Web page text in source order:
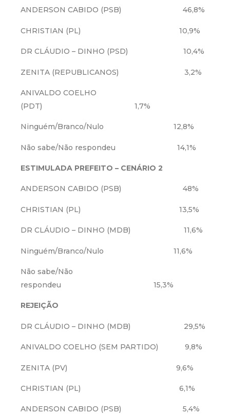
ANDERSON CABIDO (PSB) 46,8%
CHRISTIAN (PL) 10,9%
DR CLÁUDIO – DINHO (PSD) 10,4%
ZENITA (REPUBLICANOS) 3,2%
ANIVALDO COELHO
(PDT) 1,7%
Ninguém/Branco/Nulo 12,8%
Não sabe/Não respondeu 14,1%
ESTIMULADA PREFEITO – CENÁRIO 2
ANDERSON CABIDO (PSB) 48%
CHRISTIAN (PL) 13,5%
DR CLÁUDIO – DINHO (MDB) 11,6%
Ninguém/Branco/Nulo 11,6%
Não sabe/Não
respondeu 15,3%
REJEIÇÃO
DR CLÁUDIO – DINHO (MDB) 29,5%
ANIVALDO COELHO (SEM PARTIDO) 9,8%
ZENITA (PV) 9,6%
CHRISTIAN (PL) 6,1%
ANDERSON CABIDO (PSB) 5,4%